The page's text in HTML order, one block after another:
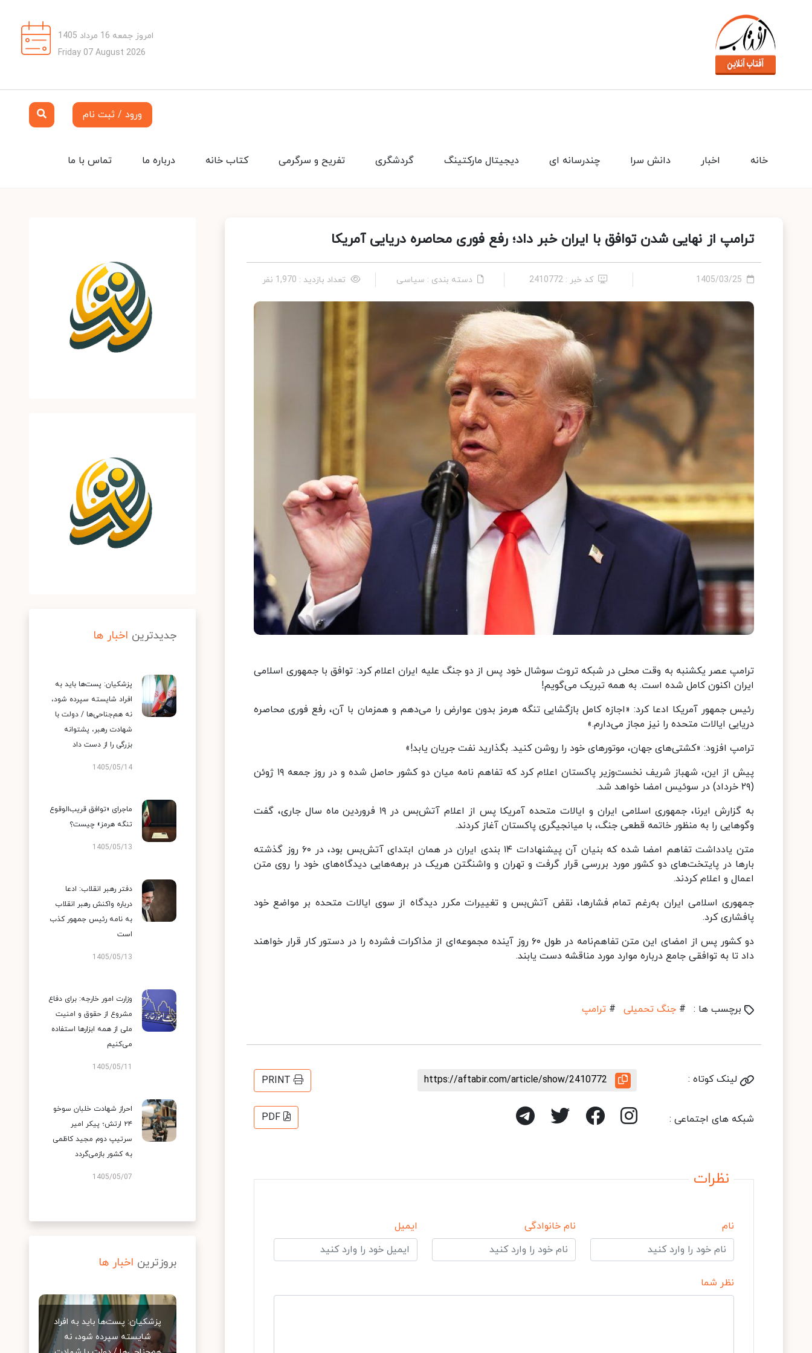
امروز جمعه 16 مرداد 1405
Friday 07 August 2026
ورود / ثبت نام
تماس با ما درباره ما کتاب خانه تفریح و سرگرمی گردشگری دیجیتال مارکتینگ چندرسانه ای دانش سرا اخبار خانه
ترامپ از نهایی شدن توافق با ایران خبر داد؛ رفع فوری محاصره دریایی آمریکا
1405/03/25 کد خبر : 2410772 دسته بندی : سیاسی تعداد بازدید : 1,970 نفر
ترامپ عصر یکشنبه به وقت محلی در شبکه تروث سوشال خود پس از دو جنگ علیه ایران اعلام کرد: توافق با جمهوری اسلامی
ایران اکنون کامل شده است. به همه تبریک می‌گویم!
رئیس جمهور آمریکا ادعا کرد: «اجازه کامل بازگشایی تنگه هرمز بدون عوارض را می‌دهم و همزمان با آن، رفع فوری محاصره
دریایی ایالات متحده را نیز مجاز می‌دارم.»
ترامپ افزود: «کشتی‌های جهان، موتورهای خود را روشن کنید. بگذارید نفت جریان یابد!»
پیش از این، شهباز شریف نخست‌وزیر پاکستان اعلام کرد که تفاهم‌ نامه میان دو کشور حاصل شده و در روز جمعه ۱۹ ژوئن
(۲۹ خرداد) در سوئیس امضا خواهد شد.
به گزارش ایرنا، جمهوری اسلامی ایران و ایالات متحده آمریکا پس از اعلام آتش‌بس در ۱۹ فروردین ماه سال جاری، گفت‌
وگوهایی را به منظور خاتمه قطعی جنگ، با میانجیگری پاکستان آغاز کردند.
متن یادداشت تفاهم امضا شده که بنیان آن پیشنهادات ۱۴ بندی ایران در همان ابتدای آتش‌بس بود، در ۶۰ روز گذشته
بارها در پایتخت‌های دو کشور مورد بررسی قرار گرفت و تهران و واشنگتن هریک در برهه‌هایی دیدگاه‌های خود را روی متن
اعمال و اعلام کردند.
جمهوری اسلامی ایران به‌رغم تمام فشارها، نقض آتش‌بس و تغییرات مکرر دیدگاه از سوی ایالات متحده بر مواضع خود
پافشاری کرد.
دو کشور پس از امضای این متن تفاهم‌نامه در طول ۶۰ روز آینده مجموعه‌ای از مذاکرات فشرده را در دستور کار قرار خواهند
داد تا به توافقی جامع درباره موارد مورد مناقشه دست یابند.
برچسب ها : # جنگ تحمیلی # ترامپ
لینک کوتاه : https://aftabir.com/article/show/2410772
PRINT
شبکه های اجتماعی : PDF
نظرات
نام نام خانوادگی ایمیل
نظر شما
جدیدترین اخبار ها
پزشکیان: پست‌ها باید به
افراد شایسته سپرده شود،
نه هم‌جناحی‌ها / دولت با
شهادت رهبر، پشتوانه
بزرگی را از دست داد
1405/05/14
ماجرای «توافق قریب‌الوقوع
تنگه هرمز» چیست؟
1405/05/13
دفتر رهبر انقلاب: ادعا
درباره واکنش رهبر انقلاب
به نامه رئیس جمهور کذب
است
1405/05/13
وزارت امور خارجه: برای دفاع
مشروع از حقوق و امنیت
ملی از همه ابزارها استفاده
می‌کنیم
1405/05/11
احراز شهادت خلبان سوخو
۲۴ ارتش؛ پیکر امیر
سرتیپ دوم مجید کاظمی
به کشور بازمی‌گردد
1405/05/07
بروزترین اخبار ها
پزشکیان: پست‌ها باید به افراد
شایسته سپرده شود، نه